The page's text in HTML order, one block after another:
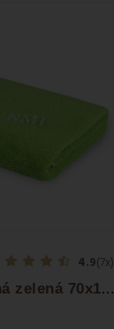
4.9(7x)
O
suška bavlnená zelená 70x140 cm Bella EMI